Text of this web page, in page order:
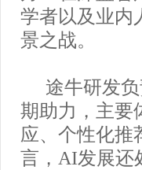
学者以及业内
景之战。
途牛研发
期助力，主要
应、个性化推
言，AI发展还